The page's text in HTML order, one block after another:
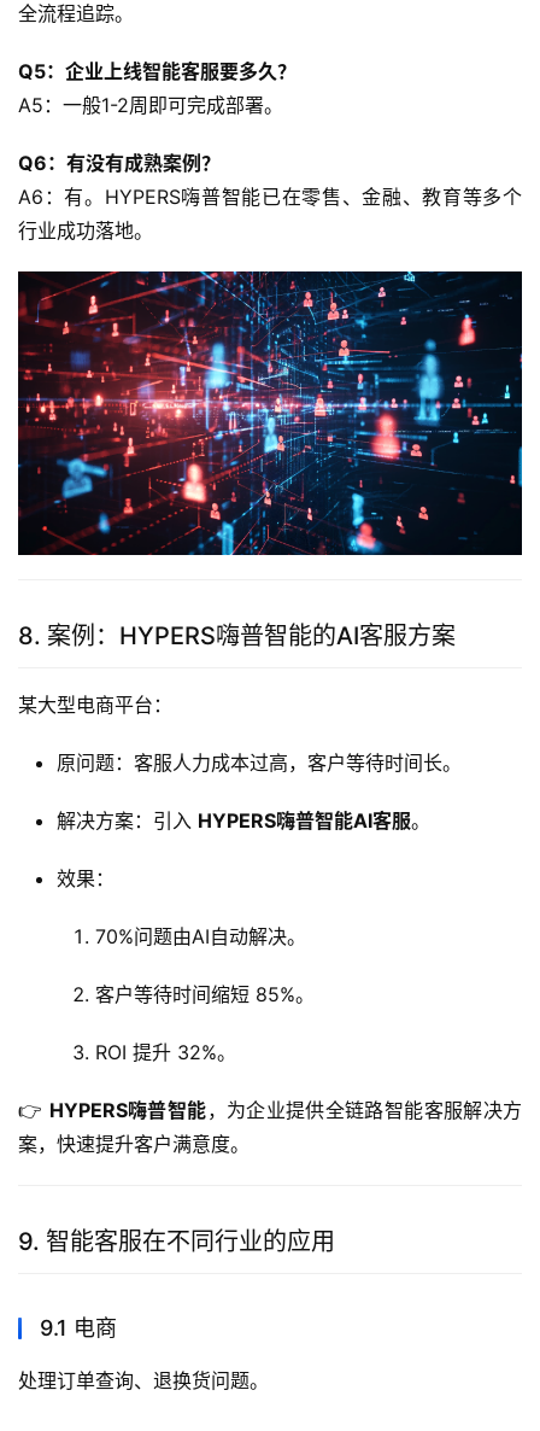
全流程追踪。
Q5：企业上线智能客服要多久？
A5：一般1-2周即可完成部署。
Q6：有没有成熟案例？
A6：有。HYPERS嗨普智能已在零售、金融、教育等多个
行业成功落地。
8. 案例：HYPERS嗨普智能的AI客服方案
某大型电商平台：
原问题：客服人力成本过高，客户等待时间长。
解决方案：引入 HYPERS嗨普智能AI客服。
效果：
70%问题由AI自动解决。
客户等待时间缩短 85%。
ROI 提升 32%。
👉 HYPERS嗨普智能，为企业提供全链路智能客服解决方
案，快速提升客户满意度。
9. 智能客服在不同行业的应用
9.1 电商
处理订单查询、退换货问题。